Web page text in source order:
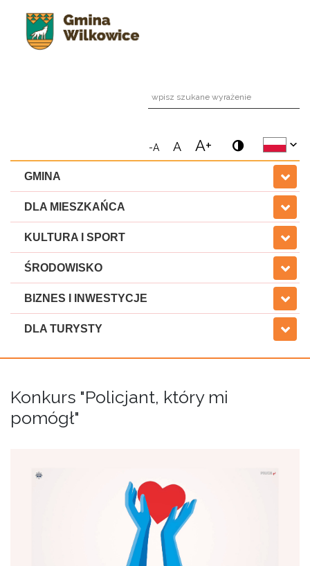
-A A A+
GMINA
DLA MIESZKAŃCA
KULTURA I SPORT
ŚRODOWISKO
BIZNES I INWESTYCJE
DLA TURYSTY
Konkurs "Policjant, który mi
pomógł"